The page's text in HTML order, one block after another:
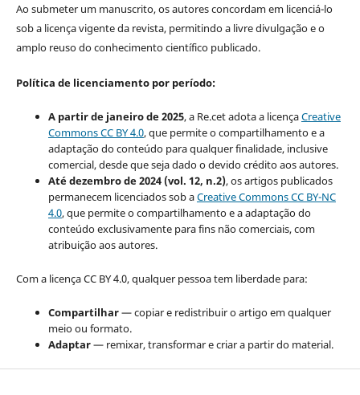
Ao submeter um manuscrito, os autores concordam em licenciá-lo
sob a licença vigente da revista, permitindo a livre divulgação e o
amplo reuso do conhecimento científico publicado.
Política de licenciamento por período:
A partir de janeiro de 2025, a Re.cet adota a licençaCreative
Commons CC BY 4.0, que permite o compartilhamento e a
adaptação do conteúdo para qualquer finalidade, inclusive
comercial, desde que seja dado o devido crédito aos autores.
Até dezembro de 2024 (vol. 12, n.2), os artigos publicados
permanecem licenciados sob aCreative Commons CC BY-NC
4.0, que permite o compartilhamento e a adaptação do
conteúdo exclusivamente para fins não comerciais, com
atribuição aos autores.
Com a licença CC BY 4.0, qualquer pessoa tem liberdade para:
Compartilhar— copiar e redistribuir o artigo em qualquer
meio ou formato.
Adaptar— remixar, transformar e criar a partir do material.